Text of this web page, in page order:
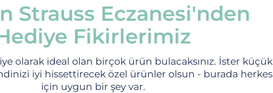
Strauss Eczanesi'nden
Fikirlerimiz
olarak ideal olan birçok ürün bulacaksınız. İster küçük
iyi hissettirecek özel ürünler olsun - burada herkes
için uygun bir şey var.